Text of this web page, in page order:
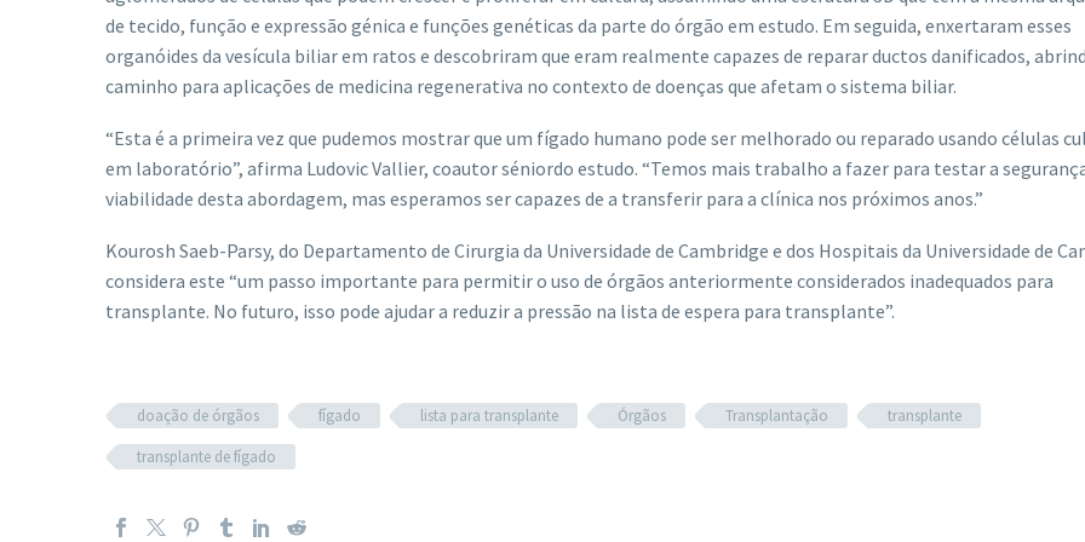
de tecido, função e expressão génica e funções genéticas da parte do órgão em estudo. Em seguida, enxertaram esses
organóides da vesícula biliar em ratos e descobriram que eram realmente capazes de reparar ductos danificados,
caminho para aplicações de medicina regenerativa no contexto de doenças que afetam o sistema biliar.
“Esta é a primeira vez que pudemos mostrar que um fígado humano pode ser melhorado ou reparado usando células
em laboratório”, afirma Ludovic Vallier, coautor séniordo estudo. “Temos mais trabalho a fazer para testar a
viabilidade desta abordagem, mas esperamos ser capazes de a transferir para a clínica nos próximos anos.”
Kourosh Saeb-Parsy, do Departamento de Cirurgia da Universidade de Cambridge e dos Hospitais da Universidade de
considera este “um passo importante para permitir o uso de órgãos anteriormente considerados inadequados para
transplante. No futuro, isso pode ajudar a reduzir a pressão na lista de espera para transplante”.
doação de órgãos fígado lista para transplante Órgãos Transplantação
transplante
transplante de fígado